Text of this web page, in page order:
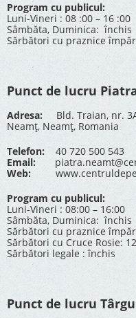
Program cu publicul:
Luni-Vineri : 08 :00 – 16 :00
Sâmbăta, Duminica: închis
Sărbători cu praznice
Punct de lucru
Adresa: Bld. Traian, nr.
Neamț, Neamț, Romania
Telefon:40 720 500 543
Email:
Web:
Program cu publicul:
Luni-Vineri : 08:00 – 16:00
Sâmbăta, Duminica: închis
Sărbători cu praznice
Sărbători cu Cruce Rosie:
Sărbători legale : închis
Punct de lucru